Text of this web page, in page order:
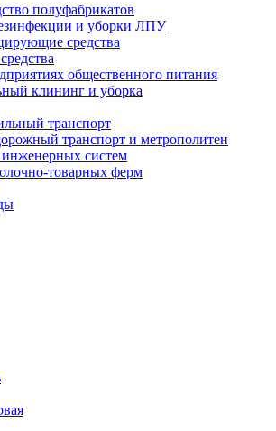
полуфабрикатов
и уборки ЛПУ
средства
общественного питания
клининг и уборка
транспорт
транспорт и метрополитен
систем
товарных ферм